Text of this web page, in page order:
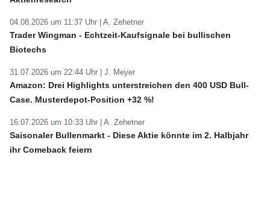
04.08.2026 um 11:37 Uhr | A. Zehetner
Trader Wingman - Echtzeit-Kaufsignale bei bullischen
Biotechs
31.07.2026 um 22:44 Uhr | J. Meyer
Amazon: Drei Highlights unterstreichen den 400 USD Bull-
Case. Musterdepot-Position +32 %!
16.07.2026 um 10:33 Uhr | A. Zehetner
Saisonaler Bullenmarkt - Diese Aktie könnte im 2. Halbjahr
ihr Comeback feiern